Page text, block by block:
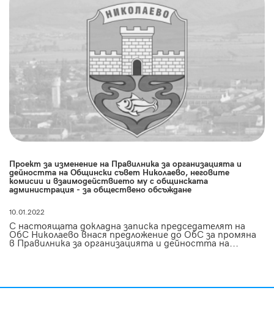
Проект за изменение на Правилника за организацията и
дейността на Общински съвет Николаево, неговите
комисии и взаимодействието му с общинската
администрация - за обществено обсъждане
10.01.2022
С настоящата докладна записка председателят на
ОбС Николаево внася предложение до ОбС за промяна
в Правилника за организацията и дейността на...